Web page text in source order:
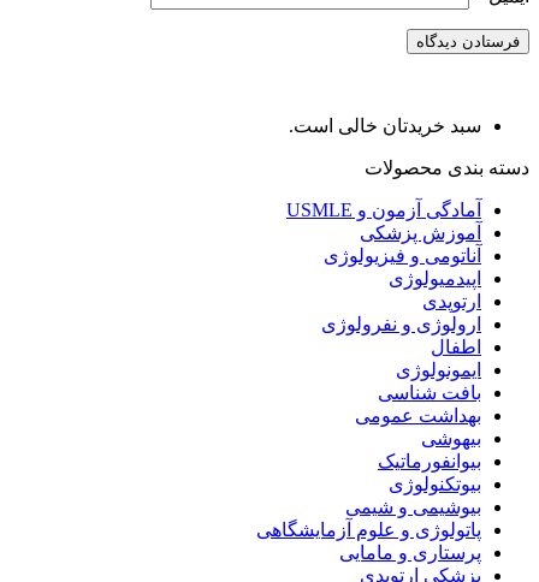
سبد خریدتان خالی است.
دسته بندی محصولات
آمادگی آزمون و USMLE
آموزش پزشکی
آناتومی و فیزیولوژی
اپیدمیولوژی
ارتوپدی
ارولوژی و نفرولوژی
اطفال
ایمونولوژی
بافت شناسی
بهداشت عمومی
بیهوشی
بیوانفورماتیک
بیوتکنولوژی
بیوشیمی و شیمی
پاتولوژی و علوم آزمایشگاهی
پرستاری و مامایی
پزشکی ارتوپدی